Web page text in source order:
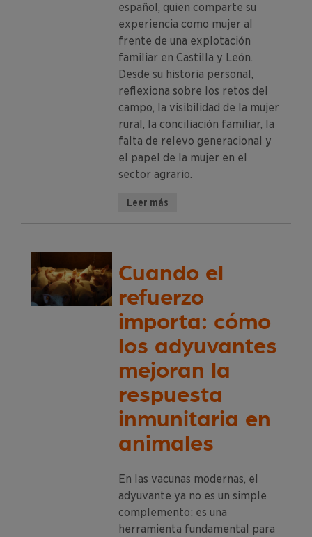
español, quien comparte su
experiencia como mujer al
frente de una explotación
familiar en Castilla y León.
Desde su historia personal,
reflexiona sobre los retos del
campo, la visibilidad de la mujer
rural, la conciliación familiar, la
falta de relevo generacional y
el papel de la mujer en el
sector agrario.
Leer más
Cuando el
refuerzo
importa: cómo
los adyuvantes
mejoran la
respuesta
inmunitaria en
animales
En las vacunas modernas, el
adyuvante ya no es un simple
complemento: es una
herramienta fundamental para